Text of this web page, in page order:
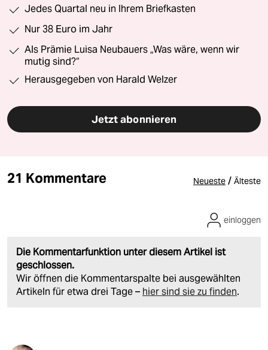
Jedes Quartal neu in Ihrem Briefkasten
Nur 38 Euro im Jahr
Als Prämie Luisa Neubauers „Was wäre, wenn wir
mutig sind?“
Herausgegeben von Harald Welzer
Jetzt abonnieren
21 Kommentare Neueste / Älteste
Die Kommentarfunktion unter diesem Artikel ist
geschlossen.
Wir öffnen die Kommentarspalte bei ausgewählten
Artikeln für etwa drei Tage – hier sind sie zu finden.
einloggen